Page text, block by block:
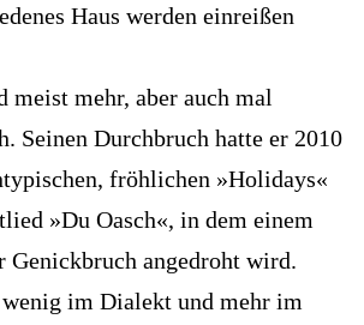
Haus werden einreißen
meist mehr, aber auch mal
Seinen Durchbruch hatte er 2010
fröhlichen »Holidays«
»Du Oasch«, in dem einem
Genickbruch angedroht wird.
im Dialekt und mehr im